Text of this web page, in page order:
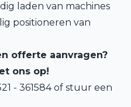
laden van machines
positioneren van
offerte aanvragen?
ons op!
- 361584 of stuur een